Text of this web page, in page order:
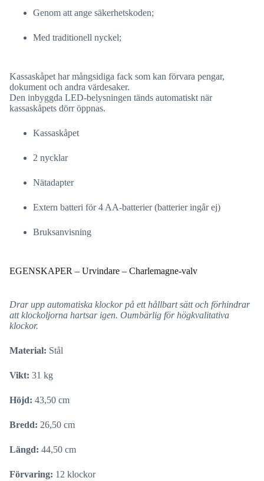
Genom att ange säkerhetskoden;
Med traditionell nyckel;
Kassaskåpet har mångsidiga fack som kan förvara pengar,
dokument och andra värdesaker.
Den inbyggda LED-belysningen tänds automatiskt när
kassaskåpets dörr öppnas.
Kassaskåpet
2 nycklar
Nätadapter
Extern batteri för 4 AA-batterier (batterier ingår ej)
Bruksanvisning
EGENSKAPER – Urvindare – Charlemagne-valv
Drar upp automatiska klockor på ett hållbart sätt och förhindrar
att klockoljorna hartsar igen. Oumbärlig för högkvalitativa
klockor.
Material: Stål
Vikt: 31 kg
Höjd: 43,50 cm
Bredd: 26,50 cm
Längd: 44,50 cm
Förvaring: 12 klockor